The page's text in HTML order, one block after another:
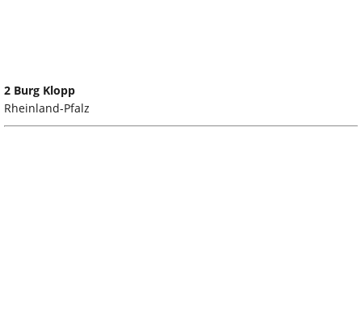
2 Burg Klopp
Rheinland-Pfalz